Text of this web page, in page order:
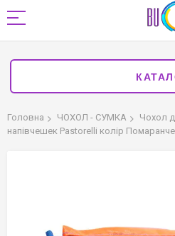
Головна ЧОХОЛ - СУМКА Чохол
напівчешек Pastorelli колір